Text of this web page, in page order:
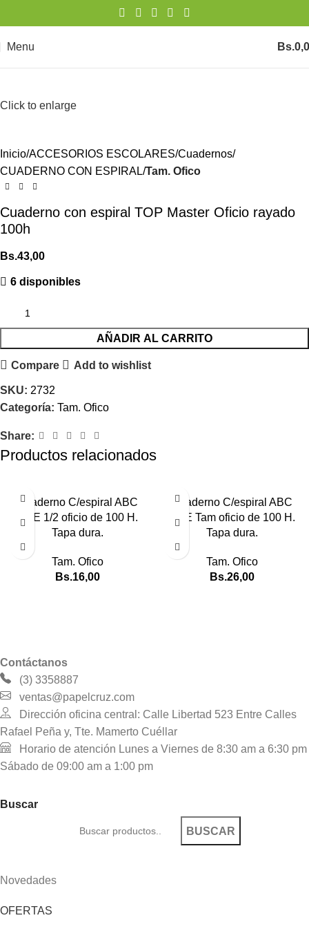
Menu Bs.
Click to enlarge
Inicio ACCESORIOS ESCOLARES Cuadernos
CUADERNO CON ESPIRAL Tam. Ofico
Cuaderno con espiral TOP Master Oficio rayado
100h
Bs.43,00
6 disponibles
AÑADIR AL CARRITO
Compare Add to wishlist
SKU: 2732
Categoría: Tam. Ofico
Share:
Productos relacionados
Cuaderno C/espiral ABC
ONE 1/2 oficio de 100 H.
Tapa dura.
Tam. Ofico
Bs.16,00
Cuaderno C/espiral ABC
ONE Tam oficio de 100 H.
Tapa dura.
Tam. Ofico
Bs.26,00
Contáctanos
(3) 3358887
ventas@papelcruz.com
Dirección oficina central: Calle Libertad 523 Entre Calles
Rafael Peña y, Tte. Mamerto Cuéllar
Horario de atención Lunes a Viernes de 8:30 am a 6:30 pm
Sábado de 09:00 am a 1:00 pm
Buscar
BUSCAR
Novedades
OFERTAS